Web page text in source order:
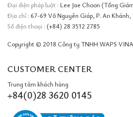
Đại diện pháp luật : Lee Jae Choon (Tổng
Địa chỉ : 67-69 Võ Nguyên Giáp, P. An
Số điện thoại : (+84) 28 3512 2785
Copyright © 2018 Công ty TNHH WAPS
CUSTOMER CENTER
Trung tâm khách hàng
+84(0)28 3620 0145